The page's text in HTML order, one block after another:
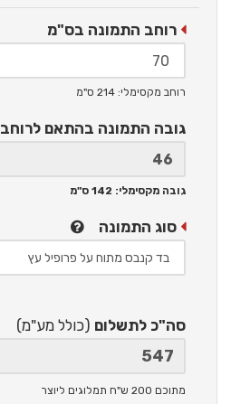
רוחב התמונה בס"מ
רוחב מקסימלי: 214 ס"מ
גובה התמונה בהתאם לרוחב
גובה מקסימלי: 142 ס"מ
סוג התמונה
סה"כ לתשלום (כולל מע"מ)
מתוכם 200 ש"ח תמלוגים ליוצר